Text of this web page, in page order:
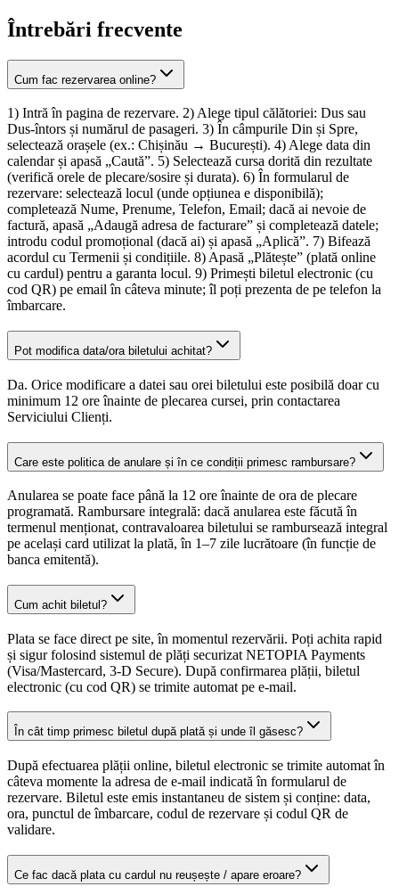
Întrebări frecvente
Cum fac rezervarea online?
1) Intră în pagina de rezervare. 2) Alege tipul călătoriei: Dus sau
Dus-întors și numărul de pasageri. 3) În câmpurile Din și Spre,
selectează orașele (ex.: Chișinău → București). 4) Alege data din
calendar și apasă „Caută”. 5) Selectează cursa dorită din rezultate
(verifică orele de plecare/sosire și durata). 6) În formularul de
rezervare: selectează locul (unde opțiunea e disponibilă);
completează Nume, Prenume, Telefon, Email; dacă ai nevoie de
factură, apasă „Adaugă adresa de facturare” și completează datele;
introdu codul promoțional (dacă ai) și apasă „Aplică”. 7) Bifează
acordul cu Termenii și condițiile. 8) Apasă „Plătește” (plată online
cu cardul) pentru a garanta locul. 9) Primești biletul electronic (cu
cod QR) pe email în câteva minute; îl poți prezenta de pe telefon la
îmbarcare.
Pot modifica data/ora biletului achitat?
Da. Orice modificare a datei sau orei biletului este posibilă doar cu
minimum 12 ore înainte de plecarea cursei, prin contactarea
Serviciului Clienți.
Care este politica de anulare și în ce condiții primesc rambursare?
Anularea se poate face până la 12 ore înainte de ora de plecare
programată. Rambursare integrală: dacă anularea este făcută în
termenul menționat, contravaloarea biletului se rambursează integral
pe același card utilizat la plată, în 1–7 zile lucrătoare (în funcție de
banca emitentă).
Cum achit biletul?
Plata se face direct pe site, în momentul rezervării. Poți achita rapid
și sigur folosind sistemul de plăți securizat NETOPIA Payments
(Visa/Mastercard, 3-D Secure). După confirmarea plății, biletul
electronic (cu cod QR) se trimite automat pe e-mail.
În cât timp primesc biletul după plată și unde îl găsesc?
După efectuarea plății online, biletul electronic se trimite automat în
câteva momente la adresa de e-mail indicată în formularul de
rezervare. Biletul este emis instantaneu de sistem și conține: data,
ora, punctul de îmbarcare, codul de rezervare și codul QR de
validare.
Ce fac dacă plata cu cardul nu reușește / apare eroare?